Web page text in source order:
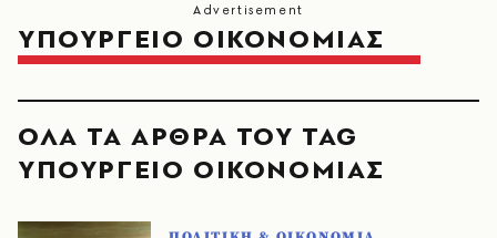
ΥΠΟΥΡΓΕΙΟ ΟΙΚΟΝΟΜΙΑΣ
ΟΛΑ ΤΑ ΑΡΘΡΑ ΤΟΥ TAG
ΥΠΟΥΡΓΕΙΟ ΟΙΚΟΝΟΜΙΑΣ